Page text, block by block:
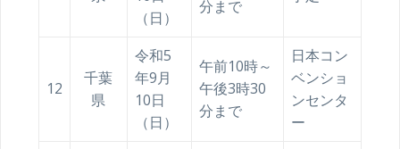
（日）
分まで
12
千葉
県
令和5
年9月
10日
（日）
午前10時～
午後3時30
分まで
日本コン
ベンショ
ンセンタ
ー